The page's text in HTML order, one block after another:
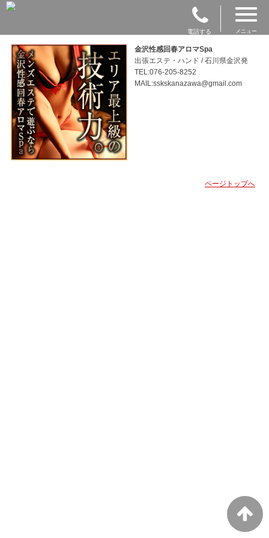
電話する メニュー
金沢性感回春アロマSpa
出張エステ・ハンド / 石川県金沢発
TEL:076-205-8252
MAIL:sskskanazawa@gmail.com
ページトップへ